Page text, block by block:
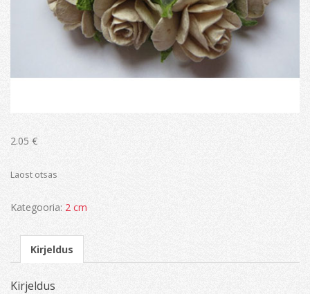
2.05 €
Laost otsas
Kategooria: 2 cm
Kirjeldus
Kirjeldus